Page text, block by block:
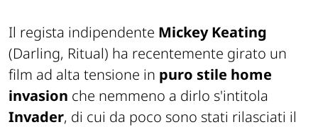
Il regista indipendente Mickey Keating
(Darling, Ritual) ha recentemente girato un
film ad alta tensione in puro stile home
invasion che nemmeno a dirlo s'intitola
Invader, di cui da poco sono stati rilasciati il